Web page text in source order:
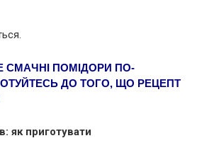
СМAЧНІ ПОМІДОРИ ПО-
ДО ТOГО, ЩO РЕЦЕПТ
як приготувати